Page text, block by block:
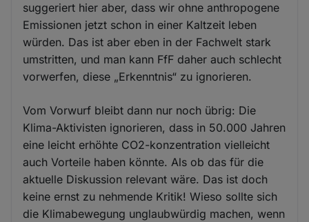
suggeriert hier aber, dass wir ohne anthropogene
Emissionen jetzt schon in einer Kaltzeit leben
würden. Das ist aber eben in der Fachwelt stark
umstritten, und man kann FfF daher auch schlecht
vorwerfen, diese „Erkenntnis“ zu ignorieren.
Vom Vorwurf bleibt dann nur noch übrig: Die
Klima-Aktivisten ignorieren, dass in 50.000 Jahren
eine leicht erhöhte CO2-konzentration vielleicht
auch Vorteile haben könnte. Als ob das für die
aktuelle Diskussion relevant wäre. Das ist doch
keine ernst zu nehmende Kritik! Wieso sollte sich
die Klimabewegung unglaubwürdig machen, wenn